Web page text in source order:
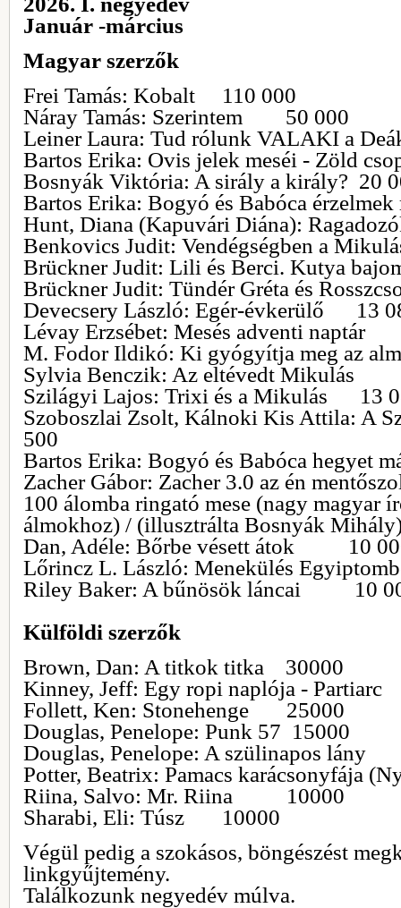
Január -március
Magyar szerzők
Frei Tamás: Kobalt 110 000
Náray Tamás: Szerintem 50 000
Leiner Laura: Tud rólunk VALAKI a
Bartos Erika: Ovis jelek meséi -
Bosnyák Viktória: A sirály a király? 20
Bartos Erika: Bogyó és Babóca
Hunt, Diana (Kapuvári Diána):
Benkovics Judit: Vendégségben a
Brückner Judit: Lili és Berci. Kutya
Brückner Judit: Tündér Gréta és
Devecsery László: Egér-évkerülő 13
Lévay Erzsébet: Mesés adventi
M. Fodor Ildikó: Ki gyógyítja meg az
Sylvia Benczik: Az eltévedt
Szilágyi Lajos: Trixi és a Mikulás 13
Szoboszlai Zsolt, Kálnoki Kis Attila: A
500
Bartos Erika: Bogyó és Babóca
Zacher Gábor: Zacher 3.0 az én
100 álomba ringató mese (nagy magyar
álmokhoz) / (illusztrálta Bosnyák
Dan, Adéle: Bőrbe vésett átok 10
Lőrincz L. László: Menekülés
Riley Baker: A bűnösök láncai 10
Külföldi szerzők
Brown, Dan: A titkok titka 30000
Kinney, Jeff: Egy ropi naplója -
Follett, Ken: Stonehenge 25000
Douglas, Penelope: Punk 57 15000
Douglas, Penelope: A szülinapos
Potter, Beatrix: Pamacs karácsonyfája
Riina, Salvo: Mr. Riina 10000
Sharabi, Eli: Túsz 10000
Végül pedig a szokásos, böngészést
linkgyűjtemény.
Találkozunk negyedév múlva.